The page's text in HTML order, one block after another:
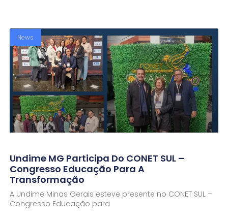
News
Undime MG Participa Do CONET SUL –
Congresso Educação Para A
Transformação
A Undime Minas Gerais esteve presente no CONET SUL –
Congresso Educação para